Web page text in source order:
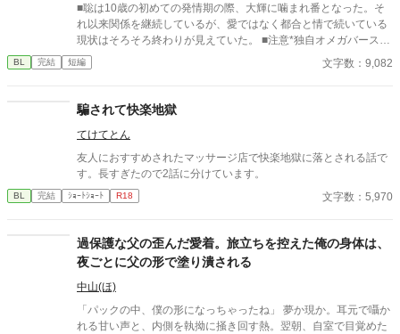
■聡は10歳の初めての発情期の際、大輝に噛まれ番となった。そ
れ以来関係を継続しているが、愛ではなく都合と情で続いている
現状はそろそろ終わりが見えていた。 ■注意*独自オメガバース設
定。■『それは愛か本能か』と同じ世界設定です。関係は一切な
し。
BL 完結 短編 文字数：9,082
騙されて快楽地獄
てけてとん
友人におすすめされたマッサージ店で快楽地獄に落とされる話で
す。長すぎたので2話に分けています。
BL 完結 ｼｮｰﾄｼｮｰﾄ R18 文字数：5,970
過保護な父の歪んだ愛着。旅立ちを控えた俺の身体は、
夜ごとに父の形で塗り潰される
中山(ほ)
「パックの中、僕の形になっちゃったね」 夢か現か。耳元で囁か
れる甘い声と、内側を執拗に掻き回す熱。翌朝、自室で目覚めた